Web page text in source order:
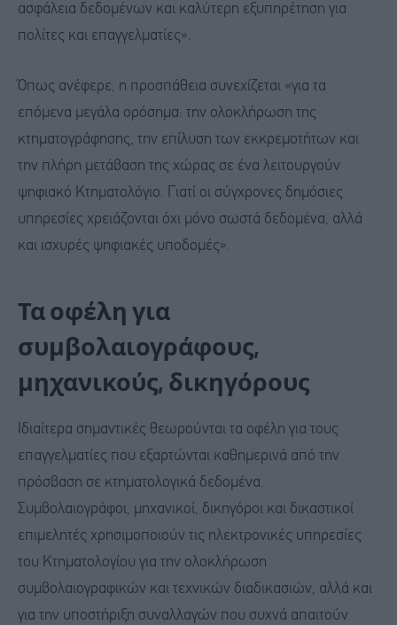
ασφάλεια δεδομένων και καλύτερη εξυπηρέτηση για
πολίτες και επαγγελματίες».
Όπως ανέφερε, η προσπάθεια συνεχίζεται «για τα
επόμενα μεγάλα ορόσημα: την ολοκλήρωση της
κτηματογράφησης, την επίλυση των εκκρεμοτήτων και
την πλήρη μετάβαση της χώρας σε ένα λειτουργούν
ψηφιακό Κτηματολόγιο. Γιατί οι σύγχρονες δημόσιες
υπηρεσίες χρειάζονται όχι μόνο σωστά δεδομένα, αλλά
και ισχυρές ψηφιακές υποδομές».
Τα οφέλη για
συμβολαιογράφους,
μηχανικούς, δικηγόρους
Ιδιαίτερα σημαντικές θεωρούνται τα οφέλη για τους
επαγγελματίες που εξαρτώνται καθημερινά από την
πρόσβαση σε κτηματολογικά δεδομένα.
Συμβολαιογράφοι, μηχανικοί, δικηγόροι και δικαστικοί
επιμελητές χρησιμοποιούν τις ηλεκτρονικές υπηρεσίες
του Κτηματολογίου για την ολοκλήρωση
συμβολαιογραφικών και τεχνικών διαδικασιών, αλλά και
για την υποστήριξη συναλλαγών που συχνά απαιτούν